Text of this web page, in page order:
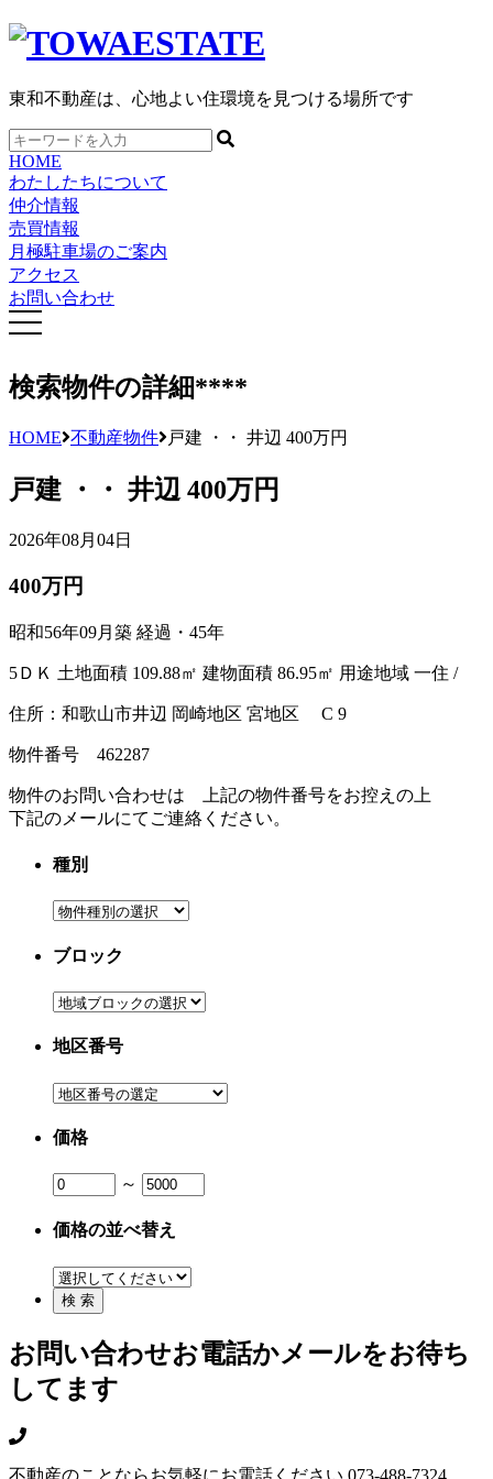
東和不動産は、心地よい住環境を見つける場所です
HOME
わたしたちについて
仲介情報
売買情報
月極駐車場のご案内
アクセス
お問い合わせ
検索物件の詳細****
HOME 不動産物件 戸建 ・・ 井辺 400万円
戸建 ・・ 井辺 400万円
2026年08月04日
400万円
昭和56年09月築 経過・45年
5ＤＫ 土地面積 109.88㎡ 建物面積 86.95㎡ 用途地域 一住 /
住所：和歌山市井辺 岡崎地区 宮地区 C 9
物件番号 462287
物件のお問い合わせは 上記の物件番号をお控えの上
下記のメールにてご連絡ください。
種別
ブロック
地区番号
価格
～
価格の並べ替え
お問い合わせお電話かメールをお待ち
してます